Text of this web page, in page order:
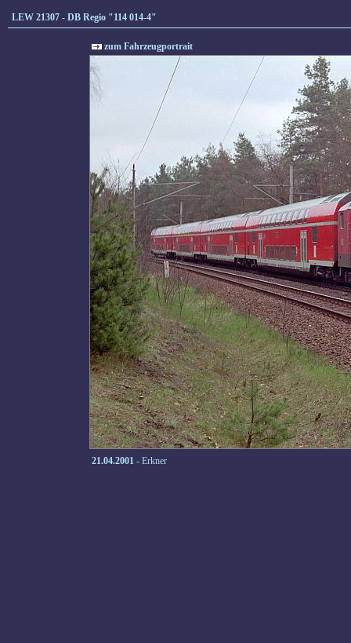
LEW 21307 - DB Regio "114 014-4"
zum Fahrzeugportrait
21.04.2001 - Erkner